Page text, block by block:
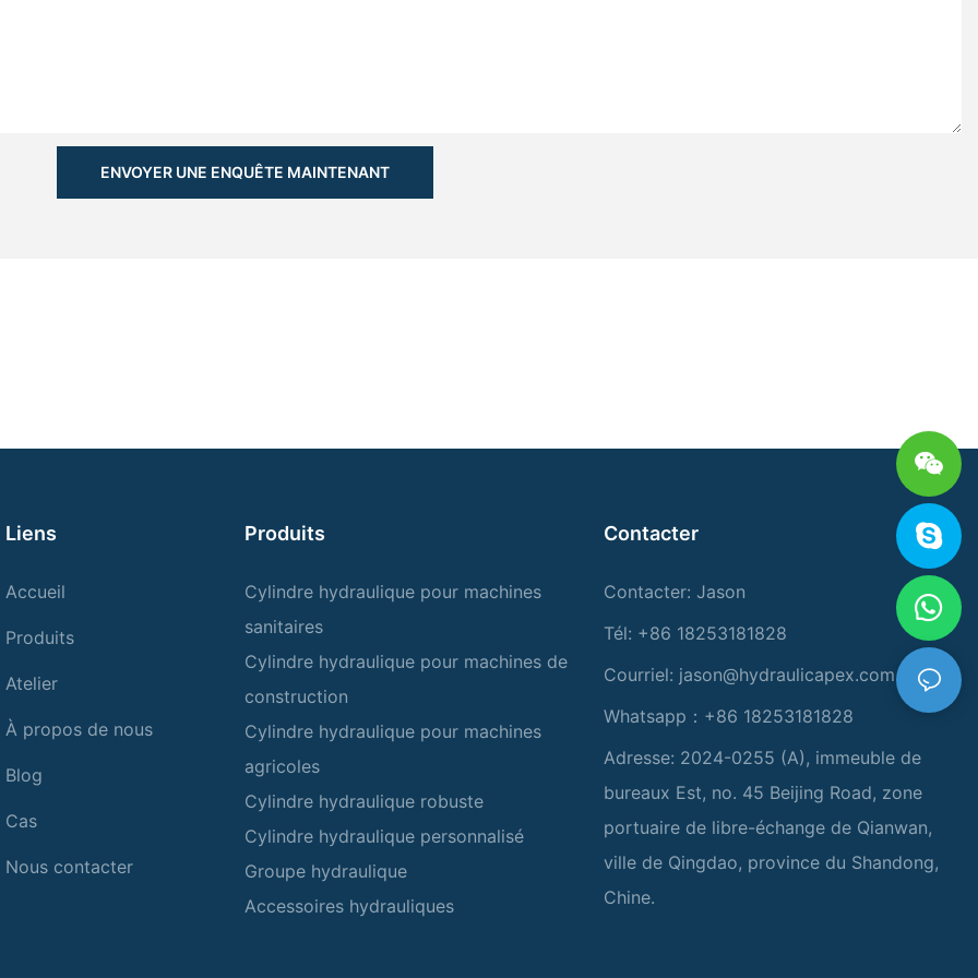
ENVOYER UNE ENQUÊTE MAINTENANT
Liens
Accueil
Produits
Atelier
À propos de nous
Blog
Cas
Nous contacter
Produits
Cylindre hydraulique pour machines
sanitaires
Cylindre hydraulique pour machines de
construction
Cylindre hydraulique pour machines
agricoles
Cylindre hydraulique robuste
Cylindre hydraulique personnalisé
Groupe hydraulique
Accessoires hydrauliques
Contacter
Contacter: Jason
Tél: +86 18253181828
Courriel: jason@hydraulicapex.com
Whatsapp：+86 18253181828
Adresse: 2024-0255 (A), immeuble de
bureaux Est, no. 45 Beijing Road, zone
portuaire de libre-échange de Qianwan,
ville de Qingdao, province du Shandong,
Chine.